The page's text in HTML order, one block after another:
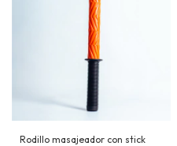
Rodillo masajeador con stick